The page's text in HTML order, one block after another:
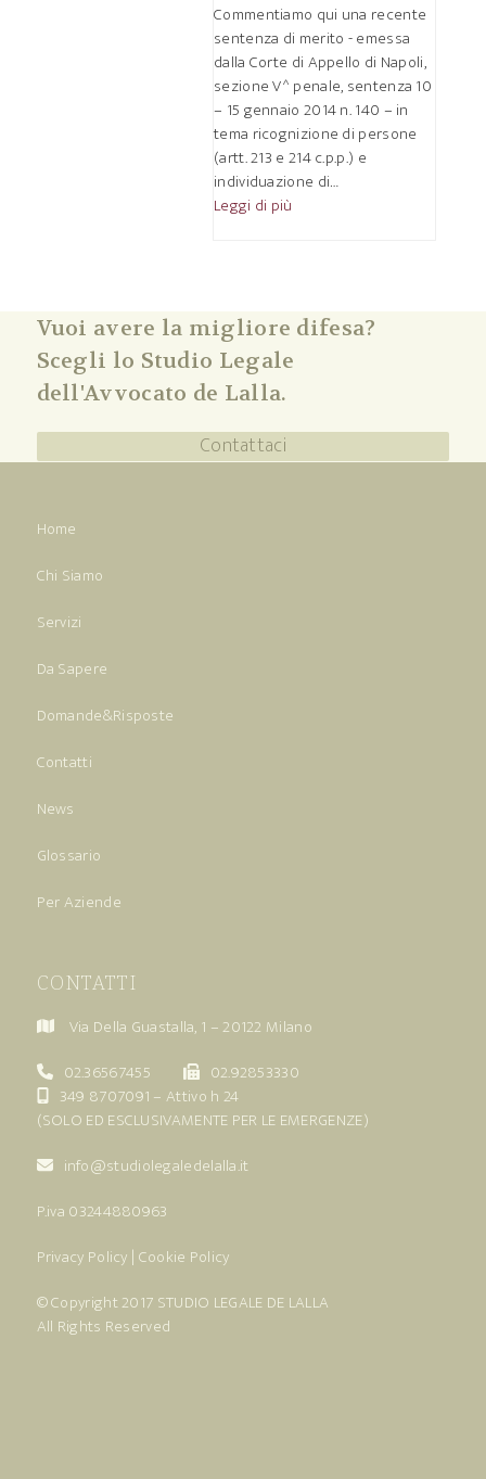
Commentiamo qui una recente
sentenza di merito - emessa
dalla Corte di Appello di Napoli,
sezione V^ penale, sentenza 10
– 15 gennaio 2014 n. 140 – in
tema ricognizione di persone
(artt. 213 e 214 c.p.p.) e
individuazione di…
Leggi di più
Vuoi avere la migliore difesa?
Scegli lo Studio Legale
dell'Avvocato de Lalla.
Contattaci
Home
Chi Siamo
Servizi
Da Sapere
Domande&Risposte
Contatti
News
Glossario
Per Aziende
CONTATTI
Via Della Guastalla, 1 – 20122 Milano
02.36567455
02.92853330
349 8707091 – Attivo h 24
(SOLO ED ESCLUSIVAMENTE PER LE EMERGENZE)
info@studiolegaledelalla.it
P.iva 03244880963
Privacy Policy | Cookie Policy
© Copyright 2017 STUDIO LEGALE DE LALLA
All Rights Reserved